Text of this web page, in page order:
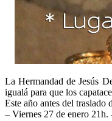
La Hermandad de Jesús
igualá para que los
Este año antes del traslado
– Viernes 27 de enero 21h.